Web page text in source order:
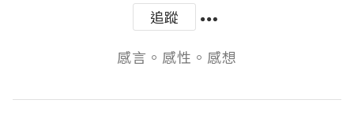
追蹤
感言。感性。感想